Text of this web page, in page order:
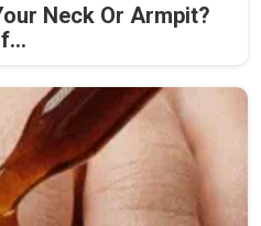
Neck Or Armpit?